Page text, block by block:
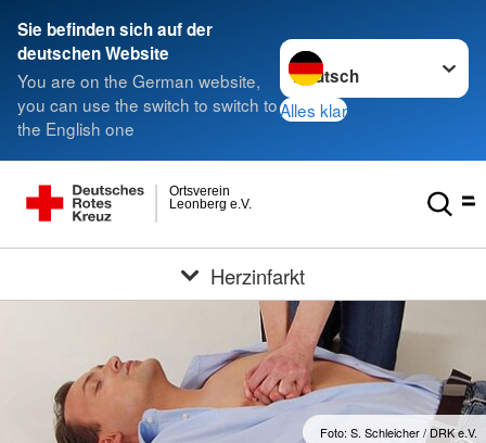
Sie befinden sich auf der
deutschen Website
You are on the German website,
you can use the switch to switch to
the English one
Sprache wechseln zu
Alles klar
Leonberg e.V.
Ortsverein
Herzinfarkt
Foto: S. Schleicher / DRK e.V.